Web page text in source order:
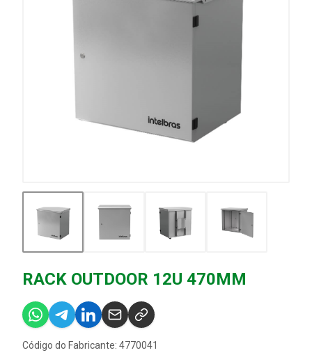
RACK OUTDOOR 12U 470MM
Código do Fabricante: 4770041